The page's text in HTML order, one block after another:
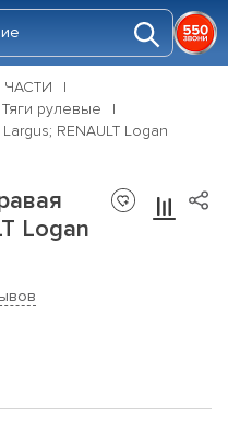
Тяги рулевые
RENAULT Logan
Logan